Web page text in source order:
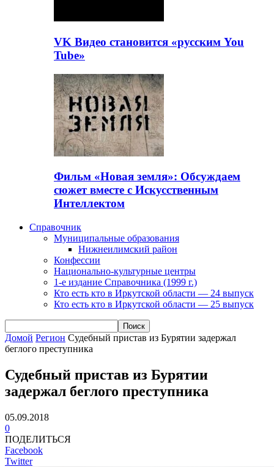
VK Видео становится «русским You
Tube»
Фильм «Новая земля»: Обсуждаем
сюжет вместе с Искусственным
Интеллектом
Справочник
Муниципальные образования
Нижнеилимский район
Конфессии
Национально-культурные центры
1-е издание Справочника (1999 г.)
Кто есть кто в Иркутской области — 24 выпуск
Кто есть кто в Иркутской области — 25 выпуск
Домой Регион Судебный пристав из Бурятии задержал
беглого преступника
Судебный пристав из Бурятии
задержал беглого преступника
05.09.2018
0
ПОДЕЛИТЬСЯ
Facebook
Twitter